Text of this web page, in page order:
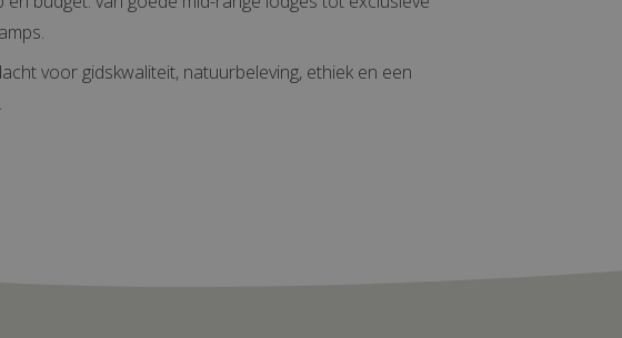
voor gidskwaliteit, natuurbeleving, ethiek en een